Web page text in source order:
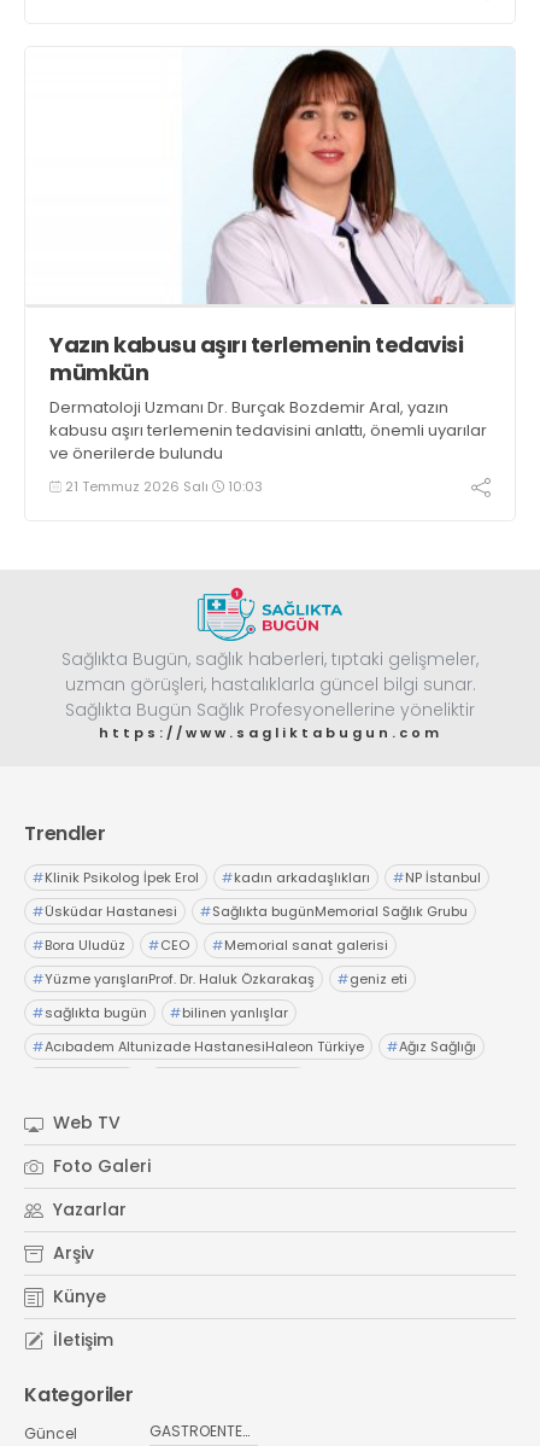
Yazın kabusu aşırı terlemenin tedavisi
mümkün
Dermatoloji Uzmanı Dr. Burçak Bozdemir Aral, yazın
kabusu aşırı terlemenin tedavisini anlattı, önemli uyarılar
ve önerilerde bulundu
21 Temmuz 2026 Salı 10:03
Sağlıkta Bugün, sağlık haberleri, tıptaki gelişmeler,
uzman görüşleri, hastalıklarla güncel bilgi sunar.
Sağlıkta Bugün Sağlık Profesyonellerine yöneliktir
https://www.sagliktabugun.com
Trendler
#Klinik Psikolog İpek Erol #kadın arkadaşlıkları #NP İstanbul
#Üsküdar Hastanesi #Sağlıkta bugünMemorial Sağlık Grubu
#Bora Uludüz #CEO #Memorial sanat galerisi
#Yüzme yarışlarıProf. Dr. Haluk Özkarakaş #geniz eti
#sağlıkta bugün #bilinen yanlışlar
#Acıbadem Altunizade HastanesiHaleon Türkiye #Ağız Sağlığı
# Kristin Aslaner ArasUzm. Dyt. Büşra Şen
#Memorial Ataşehir Hastanesi
# yaz ayları kritik öneri
Web TV
Foto Galeri
Yazarlar
Arşiv
Künye
İletişim
Kategoriler
Güncel
GASTROENTEROLOJİ